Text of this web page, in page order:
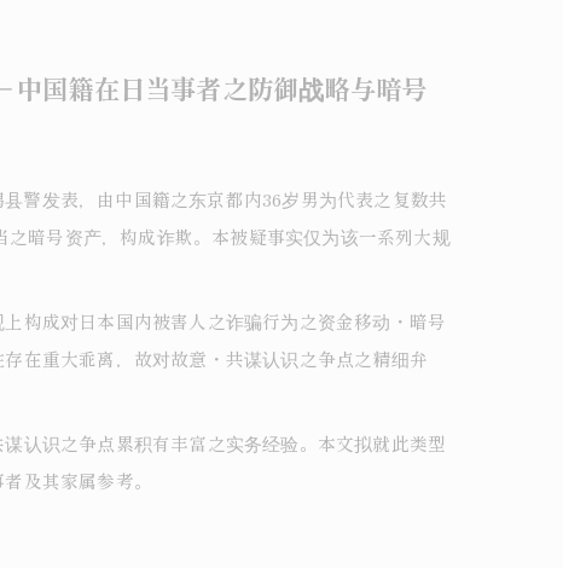
傷害・暴行
不法就労・オーバーステイ
外国人事件の解決事例
国籍在日当事者之防御战略与暗号
警发表，由中国籍之东京都内36岁男为代表之复数共
暗号资产，构成诈欺。本被疑事实仅为该一系列大规
构成对日本国内被害人之诈骗行为之资金移动・暗号
在重大乖离，故对故意・共谋认识之争点之精细弁
认识之争点累积有丰富之实务经验。本文拟就此类型
及其家属参考。